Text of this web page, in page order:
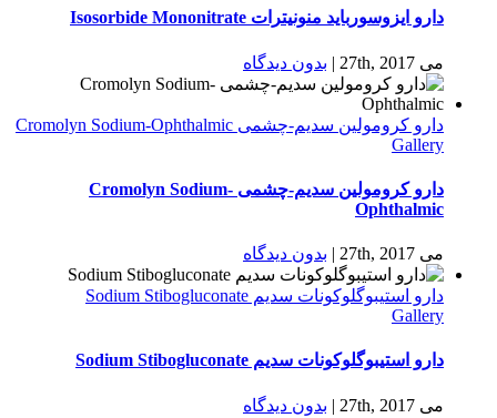
دارو ایزوسورباید منونیترات Isosorbide Mononitrate
می 27th, 2017 | بدون ديدگاه
دارو كرومولين سدیم-چشمی Cromolyn Sodium-Ophthalmic
Gallery
دارو كرومولين سدیم-چشمی Cromolyn Sodium-
Ophthalmic
می 27th, 2017 | بدون ديدگاه
دارو استیبوگلوکونات سدیم Sodium Stibogluconate
Gallery
دارو استیبوگلوکونات سدیم Sodium Stibogluconate
می 27th, 2017 | بدون ديدگاه